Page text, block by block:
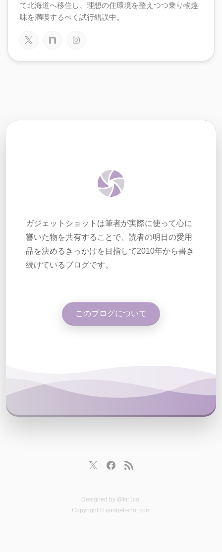
て北海道へ移住し、理想の住環境を整えつつ乗り物趣
味を満喫するべく試行錯誤中。
ガジェットショットは筆者が実際に使って心に
響いた物を共有することで、読者の明日の愛用
品を決めるきっかけを目指して2010年から書き
続けているブログです。
このブログについて
Designed by @kir1ca
Copyright © gadget-shot.com